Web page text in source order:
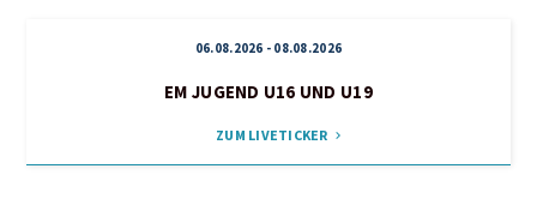
06.08.2026 - 08.08.2026
EM JUGEND U16 UND U19
ZUM LIVETICKER chevron_right